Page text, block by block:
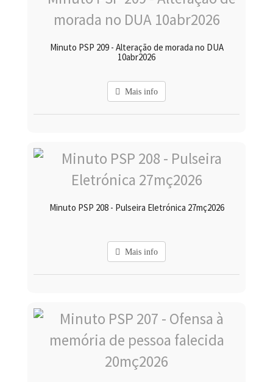
Minuto PSP 209 - Alteração de morada no DUA
10abr2026
Mais info
Minuto PSP 208 - Pulseira Eletrónica 27mç2026
Mais info